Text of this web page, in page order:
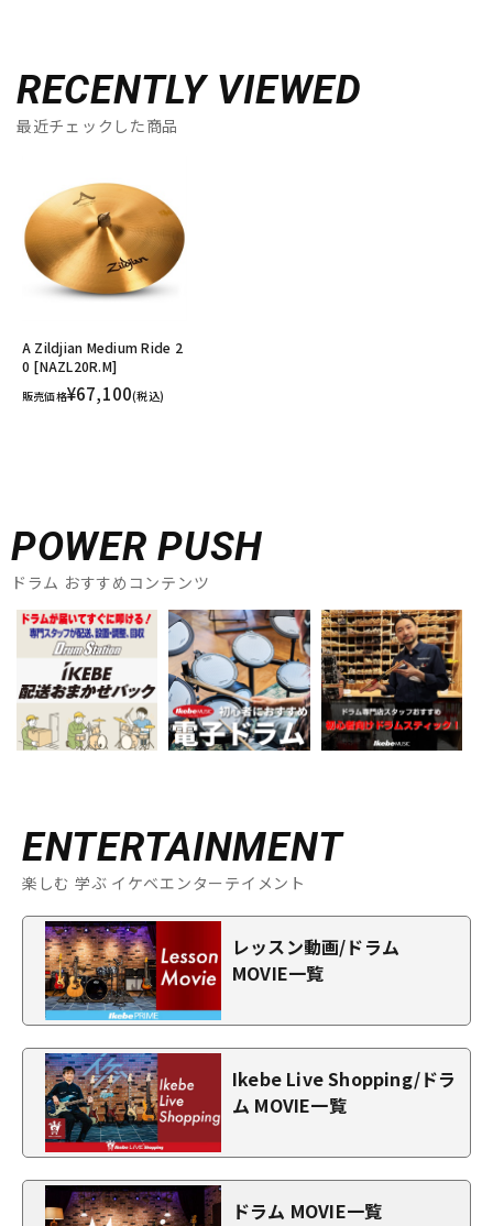
RECENTLY VIEWED
最近チェックした商品
A Zildjian Medium Ride 2
0 [NAZL20R.M]
販売価格¥67,100(税込)
POWER PUSH
ドラム おすすめコンテンツ
ENTERTAINMENT
楽しむ 学ぶ イケベエンターテイメント
レッスン動画/ドラム
MOVIE一覧
Ikebe Live Shopping/ドラ
ム MOVIE一覧
ドラム MOVIE一覧